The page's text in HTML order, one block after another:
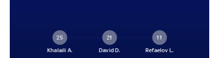
25
Khalaili A.
21
David D.
11
Refaelov L.